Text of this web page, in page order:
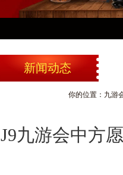
新闻动态
你的位置： 九游
J9九游会中方